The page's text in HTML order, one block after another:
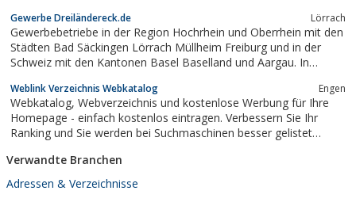
zum Dach, vom Innenausbau bis zu den Außenanlagen,
profitieren Sie von der...
Gewerbe Dreiländereck.de Lörrach
Gewerbebetriebe in der Region Hochrhein und Oberrhein mit den
Städten Bad Säckingen Lörrach Müllheim Freiburg und in der
Schweiz mit den Kantonen Basel Baselland und Aargau. In
AltkirchAuf das Verzeichnis besteht 24 Stunden am Tag
Zugriff.Die Visitenkarten werden in...
Weblink Verzeichnis Webkatalog Engen
Webkatalog, Webverzeichnis und kostenlose Werbung für Ihre
Homepage - einfach kostenlos eintragen. Verbessern Sie Ihr
Ranking und Sie werden bei Suchmaschinen besser gelistet
Ihre Firma, alle Firmen können sich eintragen.
Verwandte Branchen
Adressen & Verzeichnisse